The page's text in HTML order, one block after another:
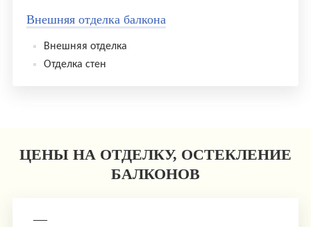
Внешняя отделка балкона
Внешняя отделка
Отделка стен
ЦЕНЫ НА ОТДЕЛКУ, ОСТЕКЛЕНИЕ
БАЛКОНОВ
—